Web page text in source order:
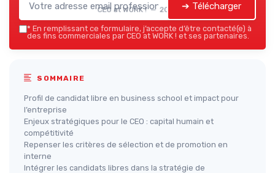
CEO at WORK ! — 2026 ➔ Télécharger
* En remplissant ce formulaire, j’accepte d’être contacté(e) à
des fins commerciales par CEO at WORK ! et ses partenaires.
SOMMAIRE
Profil de candidat libre en business school et impact pour
l’entreprise
Enjeux stratégiques pour le CEO : capital humain et
compétitivité
Repenser les critères de sélection et de promotion en
interne
Intégrer les candidats libres dans la stratégie de